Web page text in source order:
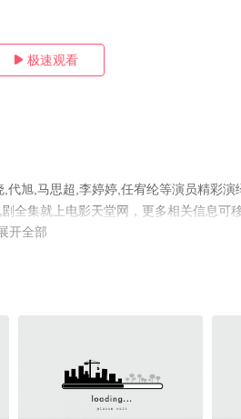
 极速观看
旭,马思超,李婷婷,任宥纶等演员精彩
全集就上电影天堂网，更多相关信息可
开全部